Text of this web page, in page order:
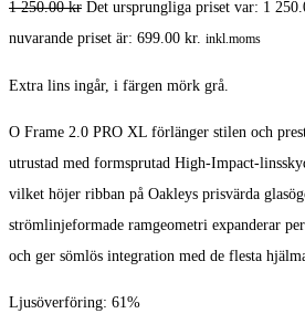
1 250.00kr Det ursprungliga priset var: 1
nuvarande priset är: 699.00 kr. inkl.moms
Extra lins ingår, i färgen mörk grå.
O Frame 2.0 PRO XL förlänger stilen och
utrustad med formsprutad High-Impact-
vilket höjer ribban på Oakleys prisvärda
strömlinjeformade ramgeometri expanderar
och ger sömlös integration med de flesta
Ljusöverföring: 61%